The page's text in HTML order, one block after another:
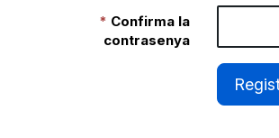
Confirma la
contrasenya